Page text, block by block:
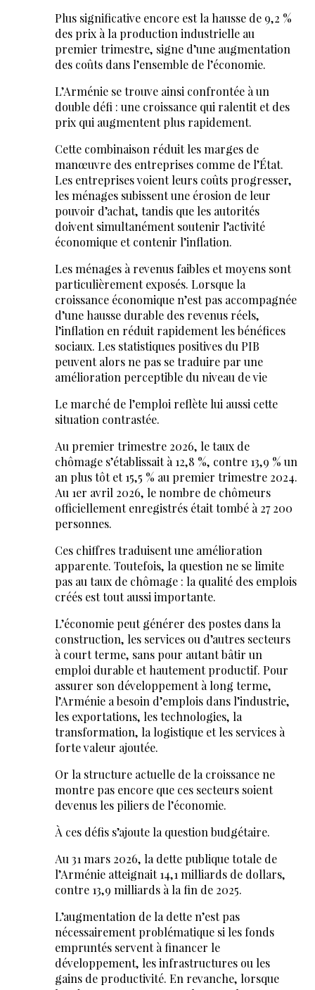
Plus significative encore est la hausse de 9,2 %
des prix à la production industrielle au
premier trimestre, signe d’une augmentation
des coûts dans l’ensemble de l’économie.
L’Arménie se trouve ainsi confrontée à un
double défi : une croissance qui ralentit et des
prix qui augmentent plus rapidement.
Cette combinaison réduit les marges de
manœuvre des entreprises comme de l’État.
Les entreprises voient leurs coûts progresser,
les ménages subissent une érosion de leur
pouvoir d’achat, tandis que les autorités
doivent simultanément soutenir l’activité
économique et contenir l’inflation.
Les ménages à revenus faibles et moyens sont
particulièrement exposés. Lorsque la
croissance économique n’est pas accompagnée
d’une hausse durable des revenus réels,
l’inflation en réduit rapidement les bénéfices
sociaux. Les statistiques positives du PIB
peuvent alors ne pas se traduire par une
amélioration perceptible du niveau de vie
Le marché de l’emploi reflète lui aussi cette
situation contrastée.
Au premier trimestre 2026, le taux de
chômage s’établissait à 12,8 %, contre 13,9 % un
an plus tôt et 15,5 % au premier trimestre 2024.
Au 1er avril 2026, le nombre de chômeurs
officiellement enregistrés était tombé à 27 200
personnes.
Ces chiffres traduisent une amélioration
apparente. Toutefois, la question ne se limite
pas au taux de chômage : la qualité des emplois
créés est tout aussi importante.
L’économie peut générer des postes dans la
construction, les services ou d’autres secteurs
à court terme, sans pour autant bâtir un
emploi durable et hautement productif. Pour
assurer son développement à long terme,
l’Arménie a besoin d’emplois dans l’industrie,
les exportations, les technologies, la
transformation, la logistique et les services à
forte valeur ajoutée.
Or la structure actuelle de la croissance ne
montre pas encore que ces secteurs soient
devenus les piliers de l’économie.
À ces défis s’ajoute la question budgétaire.
Au 31 mars 2026, la dette publique totale de
l’Arménie atteignait 14,1 milliards de dollars,
contre 13,9 milliards à la fin de 2025.
L’augmentation de la dette n’est pas
nécessairement problématique si les fonds
empruntés servent à financer le
développement, les infrastructures ou les
gains de productivité. En revanche, lorsque